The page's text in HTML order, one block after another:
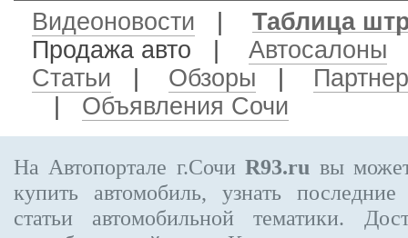
Видеоновости
Таблица
Продажа авто
Автосалоны
Статьи
Обзоры
Объявления Сочи
На Автопортале г.СочиR93.ru вы
купить автомобиль, узнать
статьи автомобильной тематики.